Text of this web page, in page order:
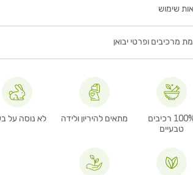
שימוש
מרכיבים ופרטי יבואן
100% רכיבים
טבעיים
מתאים להיריון ולידה לא נוסה על